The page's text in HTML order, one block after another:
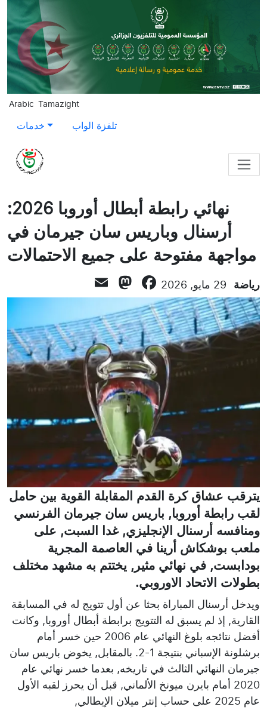
Skip to main content
Arabic Tamazight
خدمات تلفزة الواب
نهائي رابطة أبطال أوروبا 2026:
أرسنال وباريس سان جيرمان في
مواجهة مفتوحة على جميع الاحتمالات
رياضة 29 مايو, 2026 Facebook
Mastodon
يترقب عشاق كرة القدم المقابلة القوية بين حامل
لقب رابطة أوروبا, باريس سان جيرمان الفرنسي
ومنافسه أرسنال الإنجليزي, غدا السبت, على
ملعب بوشكاش أرينا في العاصمة المجرية
بودابست, في نهائي مثير, يختتم به مشهد مختلف
بطولات الاتحاد الاوروبي.
ويدخل أرسنال المباراة بحثا عن أول تتويج له في المسابقة
القارية, إذ لم يسبق له التتويج برابطة أبطال أوروبا, وكانت
أفضل نتائجه بلوغ النهائي عام 2006 حين خسر أمام
برشلونة الإسباني بنتيجة 1-2. بالمقابل, يخوض باريس سان
جيرمان النهائي الثالث في تاريخه, بعدما خسر نهائي عام
2020 أمام بايرن ميونخ الألماني, قبل أن يحرز لقبه الأول
عام 2025 على حساب إنتر ميلان الإيطالي,